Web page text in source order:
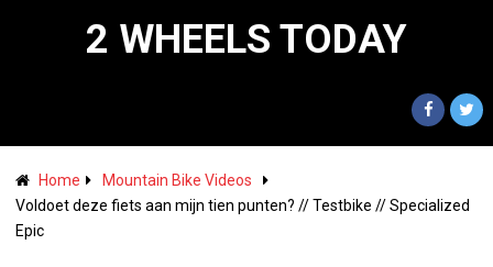
2 WHEELS TODAY
Home
Mountain Bike Videos
Voldoet deze fiets aan mijn tien punten? // Testbike // Specialized
Epic